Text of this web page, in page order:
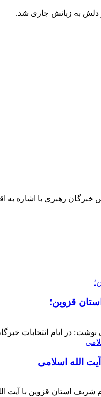
دلش به زبانش جاری شد.
رهبری با اشاره به
قزوین؛
در ایام انتخابات
الله اسلامی
شریف استان قزوین با